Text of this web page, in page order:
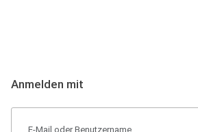
Anmelden mit